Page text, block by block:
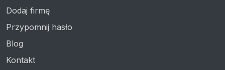
Dodaj firmę
Przypomnij hasło
Blog
Kontakt